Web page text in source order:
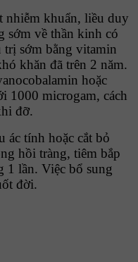
nhiễm khuẩn, liều duy
sớm về thần kinh có
trị sớm bằng vitamin
khăn đã trên 2 năm.
hoặc
1000 microgam, cách
đỡ.
tính hoặc cắt bỏ
hồi tràng, tiêm bắp
1 lần. Việc bổ sung
đời.